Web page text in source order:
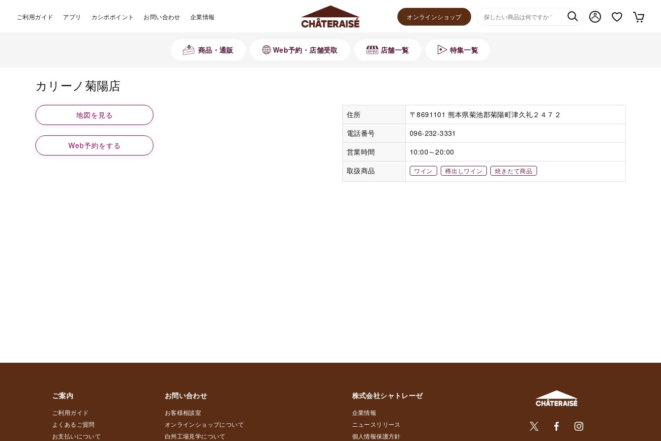
ご利用ガイド アプリ カシポポイント お問い合わせ 企業情報 オンラインショップ
商品・通販 Web予約・店舗受取 店舗一覧 特集一覧
カリーノ菊陽店
住所
〒8691101 熊本県菊池郡菊陽町津久礼２４７２
電話番号
096-232-3331
営業時間
10:00～20:00
取扱商品
ワイン 樽出しワイン 焼きたて商品
地図を見る
Web予約をする
ご案内
ご利用ガイド
よくあるご質問
お支払いについて
お問い合わせ
お客様相談室
オンラインショップについて
白州工場見学について
株式会社シャトレーゼ
企業情報
ニュースリリース
個人情報保護方針